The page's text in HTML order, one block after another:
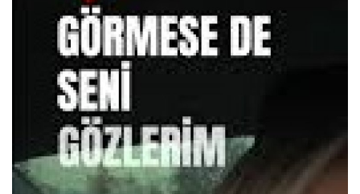
Komik Sözler
ilahi sözleri
Dini Sözler
Günaydın Mesajları